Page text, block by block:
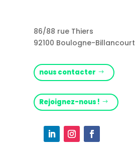
86/88 rue Thiers
92100 Boulogne-Billancourt
nous contacter
Rejoignez-nous !